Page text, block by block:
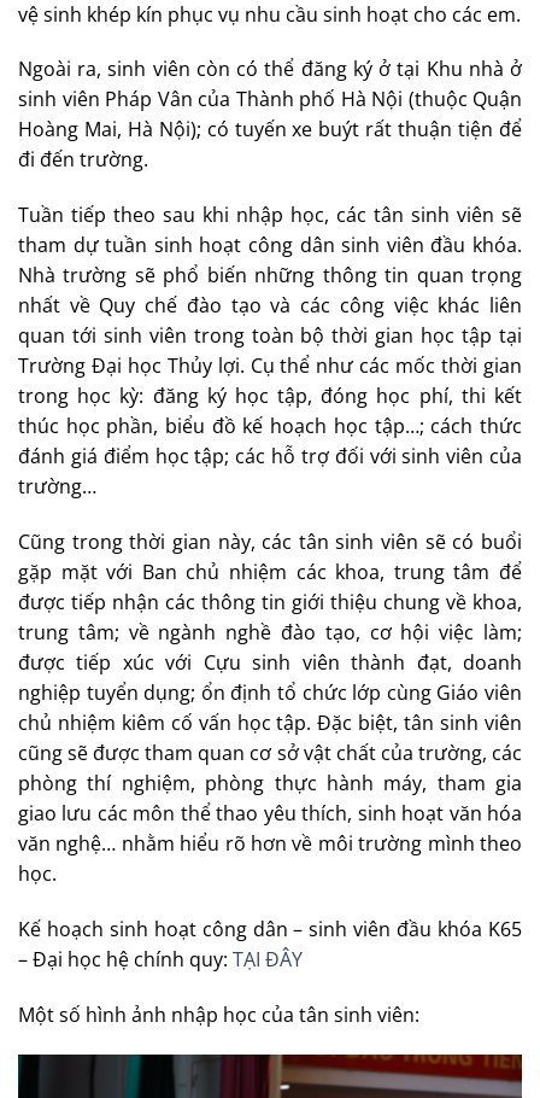
vệ sinh khép kín phục vụ nhu cầu sinh hoạt cho các em.
Ngoài ra, sinh viên còn có thể đăng ký ở tại Khu nhà ở
sinh viên Pháp Vân của Thành phố Hà Nội (thuộc Quận
Hoàng Mai, Hà Nội); có tuyến xe buýt rất thuận tiện để
đi đến trường.
Tuần tiếp theo sau khi nhập học, các tân sinh viên sẽ
tham dự tuần sinh hoạt công dân sinh viên đầu khóa.
Nhà trường sẽ phổ biến những thông tin quan trọng
nhất về Quy chế đào tạo và các công việc khác liên
quan tới sinh viên trong toàn bộ thời gian học tập tại
Trường Đại học Thủy lợi. Cụ thể như các mốc thời gian
trong học kỳ: đăng ký học tập, đóng học phí, thi kết
thúc học phần, biểu đồ kế hoạch học tập…; cách thức
đánh giá điểm học tập; các hỗ trợ đối với sinh viên của
trường…
Cũng trong thời gian này, các tân sinh viên sẽ có buổi
gặp mặt với Ban chủ nhiệm các khoa, trung tâm để
được tiếp nhận các thông tin giới thiệu chung về khoa,
trung tâm; về ngành nghề đào tạo, cơ hội việc làm;
được tiếp xúc với Cựu sinh viên thành đạt, doanh
nghiệp tuyển dụng; ổn định tổ chức lớp cùng Giáo viên
chủ nhiệm kiêm cố vấn học tập. Đặc biệt, tân sinh viên
cũng sẽ được tham quan cơ sở vật chất của trường, các
phòng thí nghiệm, phòng thực hành máy, tham gia
giao lưu các môn thể thao yêu thích, sinh hoạt văn hóa
văn nghệ… nhằm hiểu rõ hơn về môi trường mình theo
học.
Kế hoạch sinh hoạt công dân – sinh viên đầu khóa K65
– Đại học hệ chính quy: TẠI ĐÂY
Một số hình ảnh nhập học của tân sinh viên: